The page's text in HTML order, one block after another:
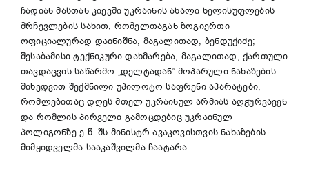
ჩადიან მასთან კიევში უკრაინის ახალი ხელისუფლების
მრჩევლების სახით, რომელთაგან ზოგიერთი
ოფიციალურად დაინიშნა, მაგალითად, ბენდუქიძე;
შესაბამისი ტექნიკური დახმარება, მაგალითად, ქართული
თავდაცვის საწარმო „დელტადან“ მოპარული ნახაზების
მიხედვით შექმნილი უპილოტო საფრენი აპარატები,
რომლებითაც დღეს მთელ უკრაინულ არმიას აღჭურვავენ
და რომლის პირველი გამოცდებიც უკრაინულ
პოლიგონზე ე.წ. შს მინისტრ ავაკოვისთვის ნახაზების
მიმყიდველმა სააკაშვილმა ჩაატარა.